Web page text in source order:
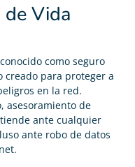
de Vida
como seguro
creado para proteger a
en la red.
asesoramiento de
ante cualquier
ante robo de datos